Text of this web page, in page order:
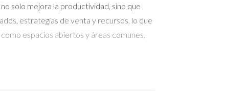
solo mejora la productividad, sino que
estrategias de venta y recursos, lo que
espacios abiertos y áreas comunes,